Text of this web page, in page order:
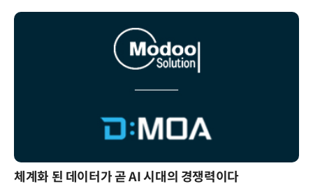
현업에서 바로 쓰는 "하네스 엔지니어링" 실습